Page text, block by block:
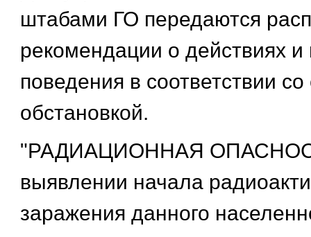
штабами ГО передаются
рекомендации о действиях и
поведения в соответствии
обстановкой.
"РАДИАЦИОННАЯ
выявлении начала
заражения данного